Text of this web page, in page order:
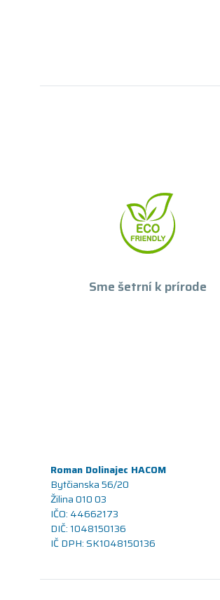
Sme šetrní k prírode
Roman Dolinajec HACOM
Bytčianska 56/20
Žilina 010 03
IČO: 44662173
DIČ: 1048150136
IČ DPH: SK1048150136